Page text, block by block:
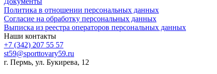
Политика в отношении персональных данных
Согласие на обработку персональных данных
Выписка из реестра операторов персональных данных
Наши контакты
+7 (342) 207 55 57
st59@sporttovary59.ru
г. Пермь, ул. Букирева, 12